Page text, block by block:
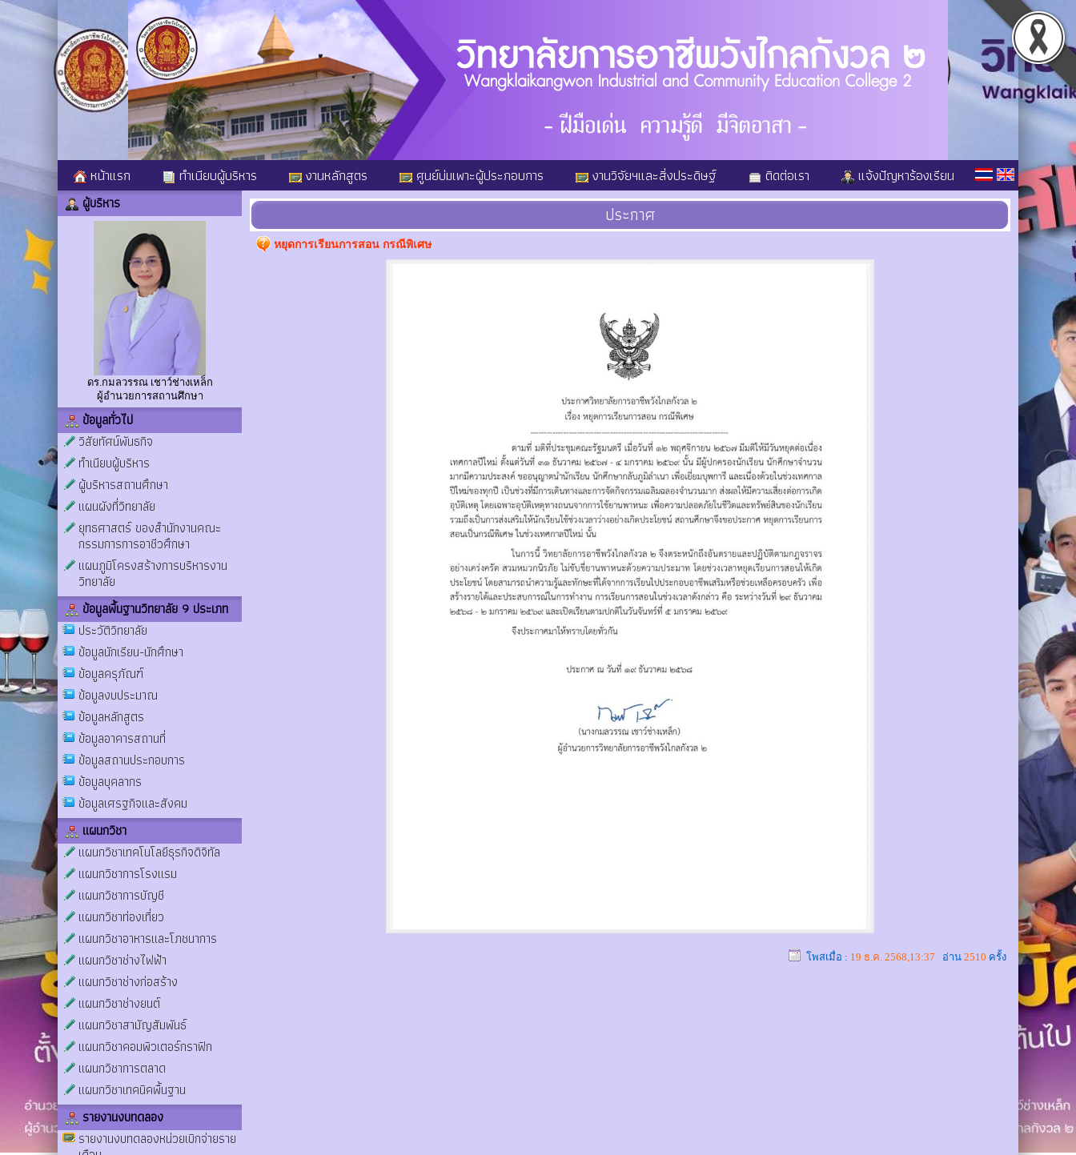
หน้าแรก ทำเนียบผู้บริหาร งานหลักสูตร ศูนย์บ่มเพาะผู้ประกอบการ งานวิจัยฯและสิ่งประดิษฐ์ ติดต่อเรา แจ้งปัญหาร้องเรียน
ผู้บริหาร
ดร.กมลวรรณ เชาว์ช่างเหล็ก
ผู้อำนวยการสถานศึกษา
ข้อมูลทั่วไป
วิสัยทัศน์พันธกิจ
ทำเนียบผู้บริหาร
ผู้บริหารสถานศึกษา
แผนผังที่วิทยาลัย
ยุทธศาสตร์ ของสำนักงานคณะ
กรรมการการอาชีวศึกษา
แผนภูมิโครงสร้างการบริหารงาน
วิทยาลัย
ข้อมูลพื้นฐานวิทยาลัย 9 ประเภท
ประวัติวิทยาลัย
ข้อมูลนักเรียน-นักศึกษา
ข้อมูลครุภัณฑ์
ข้อมูลงบประมาณ
ข้อมูลหลักสูตร
ข้อมูลอาคารสถานที่
ข้อมูลสถานประกอบการ
ข้อมูลบุคลากร
ข้อมูลเศรฐกิจและสังคม
แผนกวิชา
แผนกวิชาเทคโนโลยีธุรกิจดิจิทัล
แผนกวิชาการโรงแรม
แผนกวิชาการบัญชี
แผนกวิชาท่องเที่ยว
แผนกวิชาอาหารและโภชนาการ
แผนกวิชาช่างไฟฟ้า
แผนกวิชาช่างก่อสร้าง
แผนกวิชาช่างยนต์
แผนกวิชาสามัญสัมพันธ์
แผนกวิชาคอมพิวเตอร์กราฟิก
แผนกวิชาการตลาด
แผนกวิชาเทคนิคพื้นฐาน
รายงานงบทดลอง
รายงานงบทดลองหน่วยเบิกจ่ายราย
ประกาศ
หยุดการเรียนการสอน กรณีพิเศษ
โพสเมื่อ : 19 ธ.ค. 2568,13:37 อ่าน 2510 ครั้ง